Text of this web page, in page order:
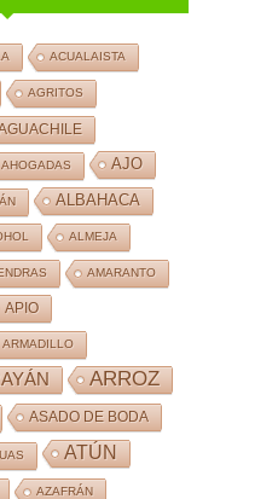
ACUALAISTA
AGRITOS
AHOGADAS AJO
ALBAHACA
ALMEJA
AMARANTO
APIO
ARMADILLO
ARROZ
ASADO DE BODA
ATÚN
AZAFRÁN